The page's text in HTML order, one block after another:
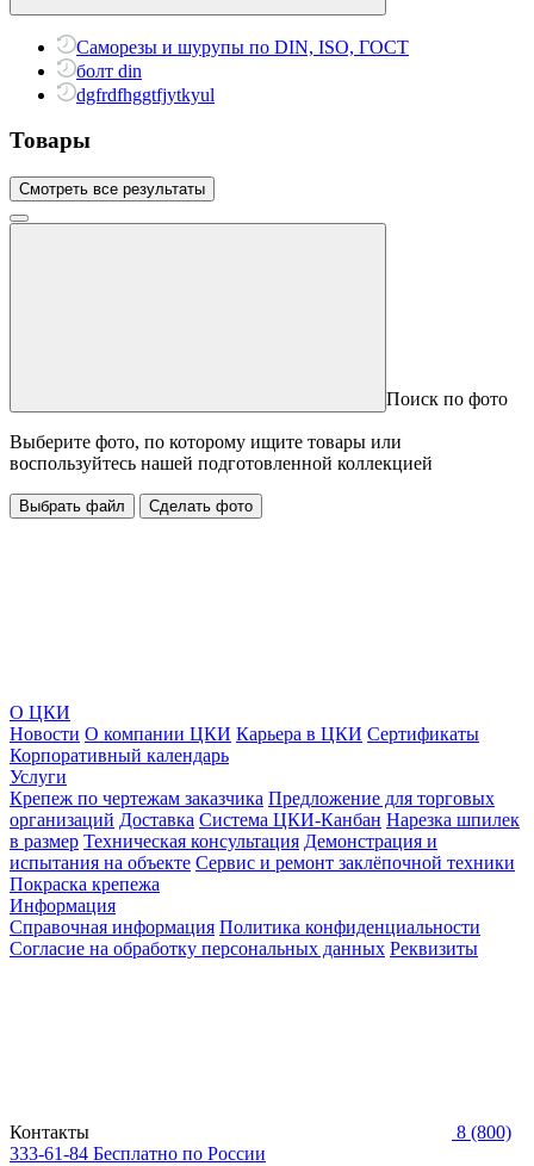
Саморезы и шурупы по DIN, ISO, ГОСТ
болт din
dgfrdfhggtfjytkyul
Товары
Смотреть все результаты
Поиск по фото
Выберите фото, по которому ищите товары или
воспользуйтесь нашей подготовленной коллекцией
Выбрать файл Сделать фото
О ЦКИ
Новости О компании ЦКИ Карьера в ЦКИ Сертификаты
Корпоративный календарь
Услуги
Крепеж по чертежам заказчика Предложение для торговых
организаций Доставка Система ЦКИ-Канбан Нарезка шпилек
в размер Техническая консультация Демонстрация и
испытания на объекте Сервис и ремонт заклёпочной техники
Покраска крепежа
Информация
Справочная информация Политика конфиденциальности
Согласие на обработку персональных данных Реквизиты
Контакты
8 (800)
333-61-84 Бесплатно по России